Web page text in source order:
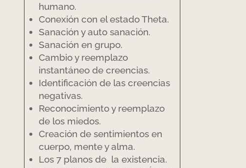
humano.
Conexión con el estado Theta.
Sanación y auto sanación.
Sanación en grupo.
Cambio y reemplazo
instantáneo de creencias.
Identificación de las creencias
negativas.
Reconocimiento y reemplazo
de los miedos.
Creación de sentimientos en
cuerpo, mente y alma.
Los 7 planos de la existencia.